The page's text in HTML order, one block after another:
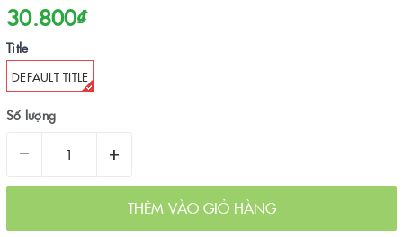
30.800₫
Title
DEFAULT TITLE
Số lượng
– +
THÊM VÀO GIỎ HÀNG